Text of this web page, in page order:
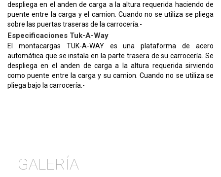
despliega en el anden de carga a la altura requerida haciendo de
puente entre la carga y el camion. Cuando no se utiliza se pliega
sobre las puertas traseras de la carrocería.-
Especificaciones Tuk-A-Way
El montacargas TUK-A-WAY es una plataforma de acero
automática que se instala en la parte trasera de su carrocería. Se
despliega en el anden de carga a la altura requerida sirviendo
como puente entre la carga y su camion. Cuando no se utiliza se
pliega bajo la carrocería.-
GALERÍA